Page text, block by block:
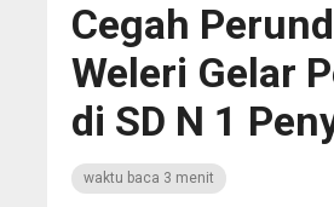
Cegah
Weleri Gelar
di SD N 1
waktu baca 3 menit